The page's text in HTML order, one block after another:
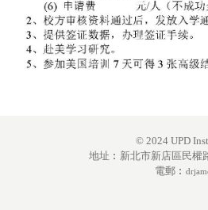
© 2024 UPD
地址︰新北市新店區民權
電郵︰